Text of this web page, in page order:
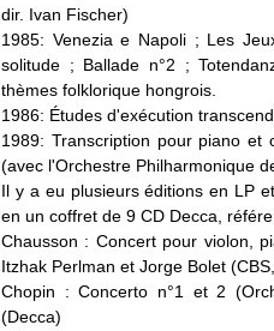
dir. Ivan Fischer)
1985: Venezia e Napoli ; Les
solitude ; Ballade n°2 ;
thèmes folklorique hongrois.
1986: Études d'exécution
1989: Transcription pour piano et
(avec l'Orchestre Philharmonique
Il y a eu plusieurs éditions en LP
en un coffret de 9 CD Decca,
Chausson : Concert pour violon,
Itzhak Perlman et Jorge Bolet
Chopin : Concerto n°1 et 2
(Decca)